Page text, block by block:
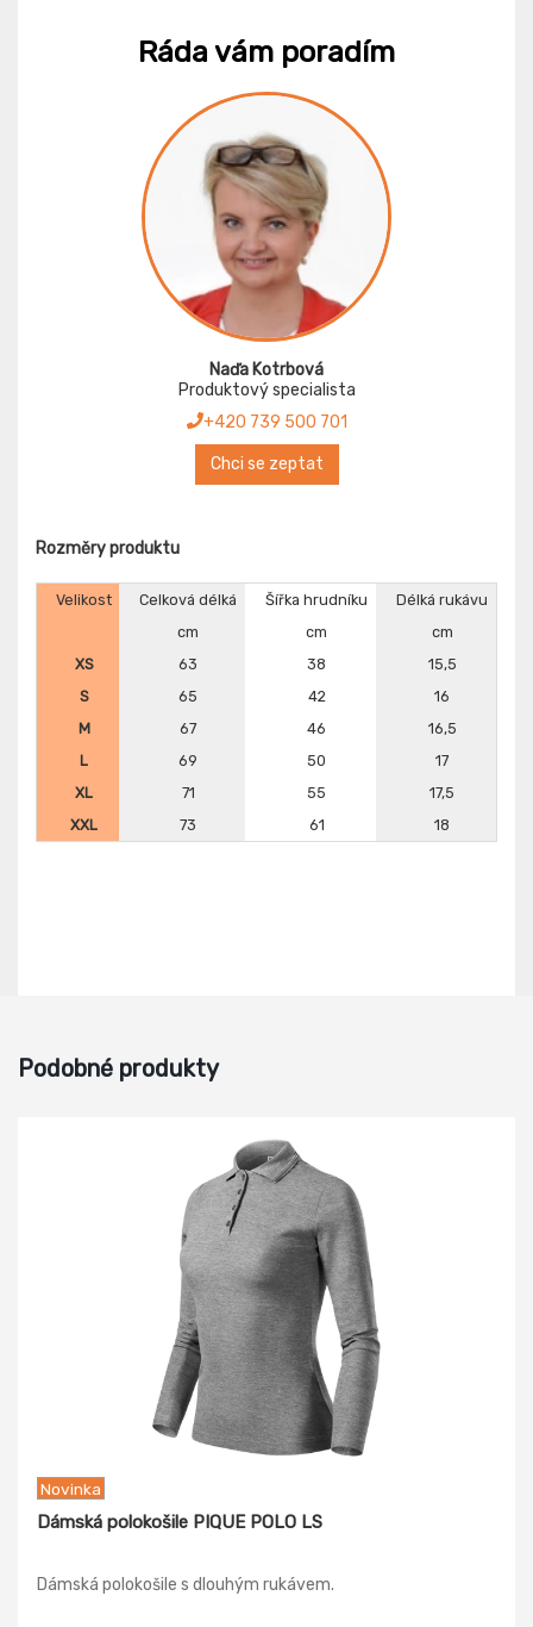
Ráda vám poradím
Naďa Kotrbová
Produktový specialista
+420 739 500 701
Chci se zeptat
Rozměry produktu
Velikost Celková délká Šířka hrudníku
Délká rukávu
cm
cm
cm
XS
63 38
15,5
S
65 42
16
M
67 46
16,5
L
69 50
17
XL
71 55
17,5
XXL
73 61 18
Podobné produkty
Novinka
Dámská polokošile PIQUE POLO LS
Dámská polokošile s dlouhým rukávem.